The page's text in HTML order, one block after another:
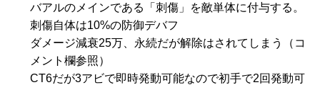
バアルのメインである「刺傷」を敵単体に付与する。
刺傷自体は10%の防御デバフ
ダメージ減衰25万、永続だが解除はされてしまう（コ
メント欄参照）
CT6だが3アビで即時発動可能なので初手で2回発動可